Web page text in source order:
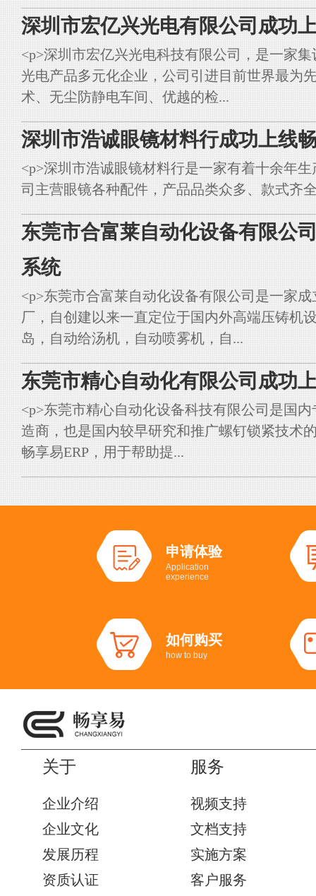
深圳市宏亿兴光电有限公司成功
<p>深圳市宏亿兴光电科技有限公司，是一家
光电产品多元化企业，公司引进目前世界最为
术、无尘防静电车间、优越的检...
深圳市浩诚眼镜材料行成功上线
<p>深圳市浩诚眼镜材料行是一家有着十余年
司主营眼镜各种配件，产品品类众多、款式齐
东莞市合富莱自动化设备有限公
系统
<p>东莞市合富莱自动化设备有限公司是一家
厂，自创建以来一直定位于国内外高端压铸机
岛，自动给汤机，自动喷雾机，自...
东莞市精心自动化有限公司成功
<p>东莞市精心自动化设备科技有限公司是国
造商，也是国内较早研究和推广螺钉锁紧技术
畅享易ERP，用于帮助提...
申请体验
Application
experience
如何购买
how to buy
关于
企业介绍
企业文化
发展历程
资质认证
服务
视频支持
文档支持
实施方案
客户服务